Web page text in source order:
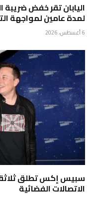
لمدة عامين لمواجهة
6 أغسطس، 2026
سبيس إكس تطلق ثلاثة
الاتصالات الفضائية